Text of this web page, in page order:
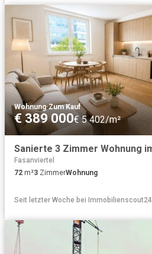
Wohnung·Zum Kauf
€ 389 000€ 5 402/m²
Fasanviertel
72 m²3 ZimmerWohnung
Seit letzter Woche bei Immobilienscout24